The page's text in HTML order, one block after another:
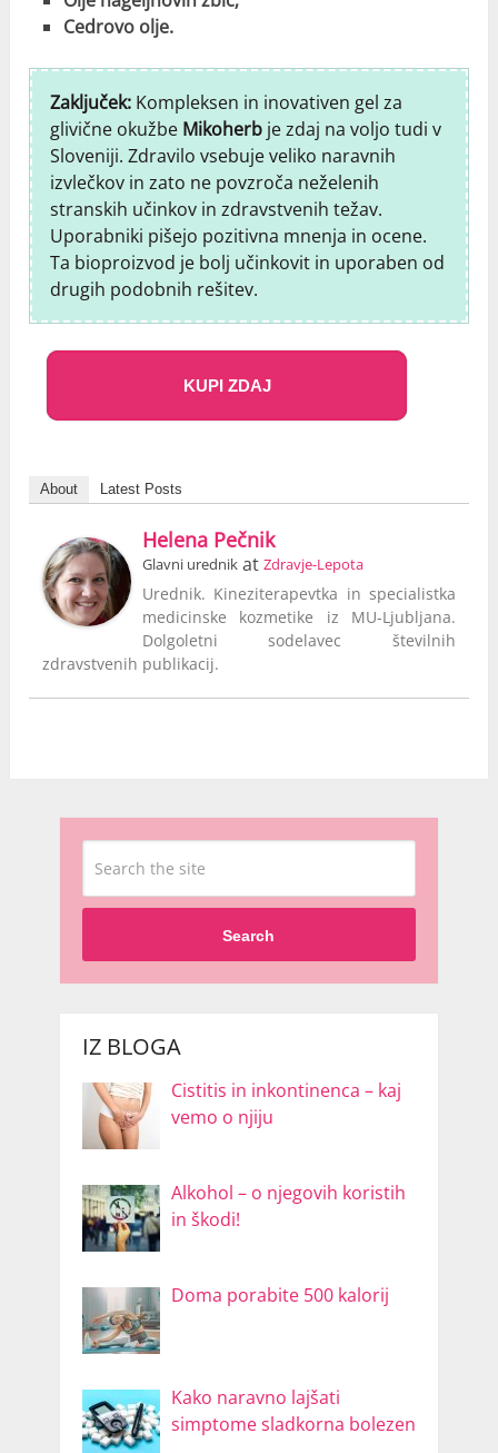
Cedrovo olje.
Zaključek: Kompleksen in inovativen gel za
glivične okužbe Mikoherb je zdaj na voljo tudi v
Sloveniji. Zdravilo vsebuje veliko naravnih
izvlečkov in zato ne povzroča neželenih
stranskih učinkov in zdravstvenih težav.
Uporabniki pišejo pozitivna mnenja in ocene.
Ta bioproizvod je bolj učinkovit in uporaben od
drugih podobnih rešitev.
KUPI ZDAJ
About Latest Posts
Helena Pečnik
Glavni urednik atZdravje-Lepota
Urednik. Kineziterapevtka in specialistka
medicinske kozmetike iz MU-Ljubljana.
Dolgoletni sodelavec številnih
zdravstvenih publikacij.
Search
IZ BLOGA
Cistitis in inkontinenca – kaj
vemo o njiju
Alkohol – o njegovih koristih
in škodi!
Doma porabite 500 kalorij
Kako naravno lajšati
simptome sladkorna bolezen